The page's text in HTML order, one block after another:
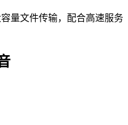
量文件传输，配合高速服务